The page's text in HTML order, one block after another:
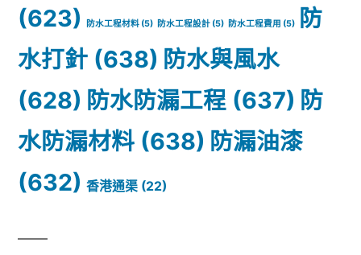
(623)
防水工程材料 (5) 防水工程設計 (5) 防水工程費用 (5)
防
水打針 (638) 防水與風水
(628) 防水防漏工程 (637) 防
水防漏材料 (638) 防漏油漆
(632) 香港通渠 (22)